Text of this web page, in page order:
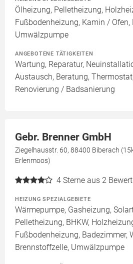
Ölheizung, Pelletheizung,
Fußbodenheizung, Kamin / Ofen,
Umwälzpumpe
ANGEBOTENE TÄTIGKEITEN
Wartung, Reparatur,
Austausch, Beratung,
Renovierung / Badsanierung
Gebr. Brenner GmbH
Ziegelhausstr. 60, 88400 Biberach
Erlenmoos)
4 Sterne aus 2
HEIZUNG SPEZIALGEBIETE
Wärmepumpe, Gasheizung,
Pelletheizung, BHKW,
Fußbodenheizung, Badezimmer,
Brennstoffzelle, Umwälzpumpe